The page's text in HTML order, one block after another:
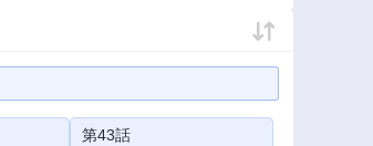
第43話